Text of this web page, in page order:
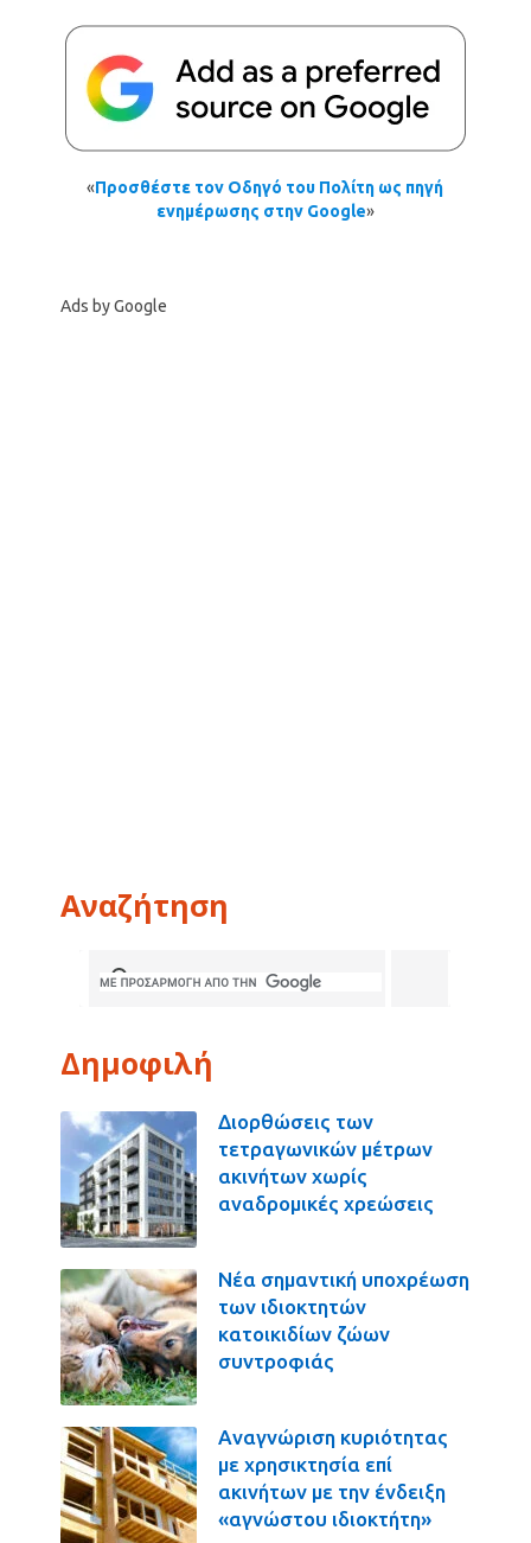
«Προσθέστε τον Οδηγό του Πολίτη ως πηγή
ενημέρωσης στην Google»
Ads by Google
Αναζήτηση
Δημοφιλή
Διορθώσεις των
τετραγωνικών μέτρων
ακινήτων χωρίς
αναδρομικές χρεώσεις
Νέα σημαντική υποχρέωση
των ιδιοκτητών
κατοικιδίων ζώων
συντροφιάς
Αναγνώριση κυριότητας
με χρησικτησία επί
ακινήτων με την ένδειξη
«αγνώστου ιδιοκτήτη»